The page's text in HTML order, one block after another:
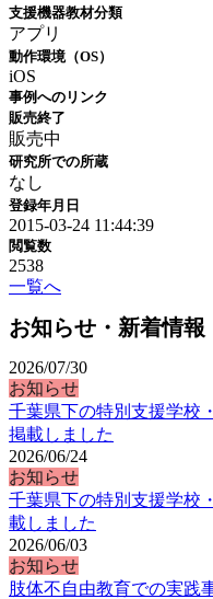
支援機器教材分類
アプリ
動作環境（OS）
iOS
事例へのリンク
販売終了
販売中
研究所での所蔵
なし
登録年月日
2015-03-24 11:44:39
閲覧数
2538
一覧へ
お知らせ・新着情報
2026/07/30
お知らせ
千葉県下の特別支援学校
掲載しました
2026/06/24
お知らせ
千葉県下の特別支援学校
載しました
2026/06/03
お知らせ
肢体不自由教育での実践